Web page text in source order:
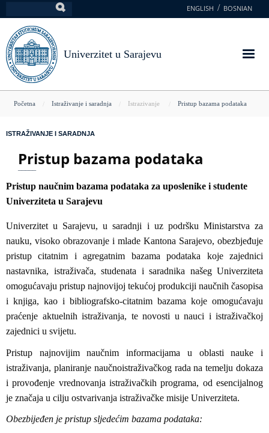
na
glavni
sadržaj
ENGLISH BOSNIAN
Univerzitet u Sarajevu
You
here
Početna Istraživanje i saradnja Istrazivanje Pristup bazama podataka
ISTRAŽIVANJE I SARADNJA
Pristup bazama podataka
Pristup naučnim bazama podataka za uposlenike i studente
Univerziteta u Sarajevu
Univerzitet u Sarajevu, u saradnji i uz podršku Ministarstva za
nauku, visoko obrazovanje i mlade Kantona Sarajevo, obezbjeđuje
pristup citatnim i agregatnim bazama podataka koje zajednici
nastavnika, istraživača, studenata i saradnika našeg Univerziteta
omogućavaju pristup najnovijoj tekućoj produkciji naučnih časopisa
i knjiga, kao i bibliografsko-citatnim bazama koje omogućavaju
praćenje aktuelnih istraživanja, te novosti u nauci i istraživačkoj
zajednici u svijetu.
Pristup najnovijim naučnim informacijama u oblasti nauke i
istraživanja, planiranje naučnoistraživačkog rada na temelju dokaza
i provođenje vrednovanja istraživačkih programa, od esencijalnog
je značaja u cilju ostvarivanja istraživačke misije Univerziteta.
Obezbijeđen je pristup sljedećim bazama podataka: